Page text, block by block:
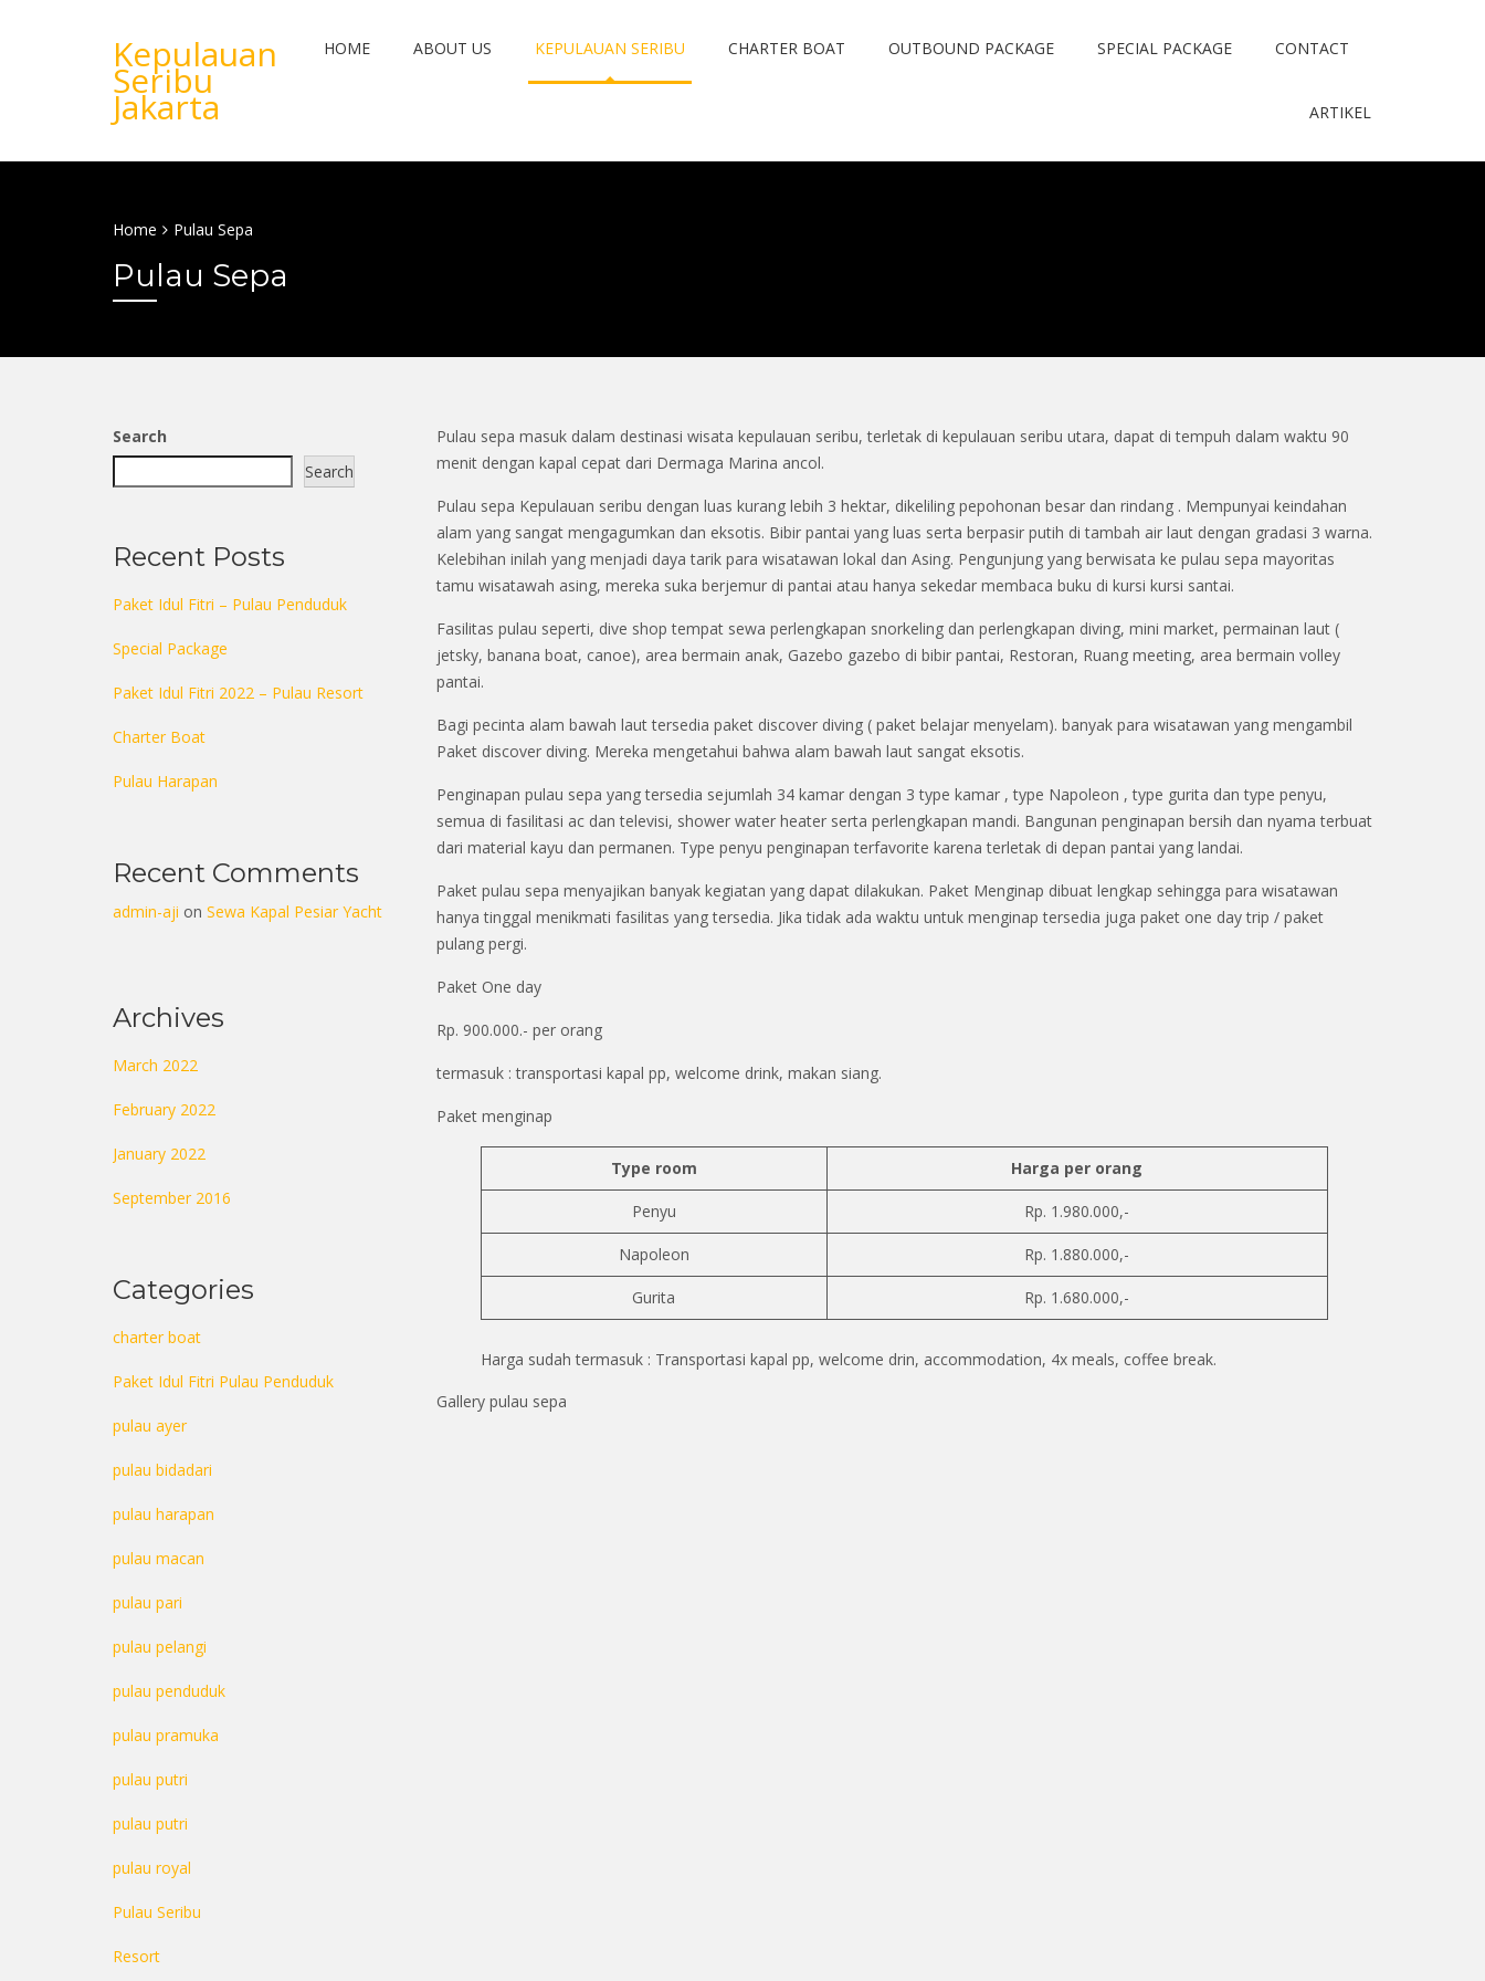
Kepulauan
Seribu
Jakarta
HOME ABOUT US KEPULAUAN SERIBU CHARTER BOAT OUTBOUND PACKAGE SPECIAL PACKAGE CONTACT
ARTIKEL
Home Pulau Sepa
Pulau Sepa
Pulau sepa masuk dalam destinasi wisata kepulauan seribu, terletak di kepulauan seribu utara, dapat di tempuh dalam waktu 90
menit dengan kapal cepat dari Dermaga Marina ancol.
Pulau sepa Kepulauan seribu dengan luas kurang lebih 3 hektar, dikeliling pepohonan besar dan rindang . Mempunyai keindahan
alam yang sangat mengagumkan dan eksotis. Bibir pantai yang luas serta berpasir putih di tambah air laut dengan gradasi 3 warna.
Kelebihan inilah yang menjadi daya tarik para wisatawan lokal dan Asing. Pengunjung yang berwisata ke pulau sepa mayoritas
tamu wisatawah asing, mereka suka berjemur di pantai atau hanya sekedar membaca buku di kursi kursi santai.
Fasilitas pulau seperti, dive shop tempat sewa perlengkapan snorkeling dan perlengkapan diving, mini market, permainan laut (
jetsky, banana boat, canoe), area bermain anak, Gazebo gazebo di bibir pantai, Restoran, Ruang meeting, area bermain volley
pantai.
Bagi pecinta alam bawah laut tersedia paket discover diving ( paket belajar menyelam). banyak para wisatawan yang mengambil
Paket discover diving. Mereka mengetahui bahwa alam bawah laut sangat eksotis.
Penginapan pulau sepa yang tersedia sejumlah 34 kamar dengan 3 type kamar , type Napoleon , type gurita dan type penyu,
semua di fasilitasi ac dan televisi, shower water heater serta perlengkapan mandi. Bangunan penginapan bersih dan nyama terbuat
dari material kayu dan permanen. Type penyu penginapan terfavorite karena terletak di depan pantai yang landai.
Paket pulau sepa menyajikan banyak kegiatan yang dapat dilakukan. Paket Menginap dibuat lengkap sehingga para wisatawan
hanya tinggal menikmati fasilitas yang tersedia. Jika tidak ada waktu untuk menginap tersedia juga paket one day trip / paket
pulang pergi.
Paket One day
Rp. 900.000.- per orang
termasuk : transportasi kapal pp, welcome drink, makan siang.
Paket menginap
Type room Harga per orang
Penyu Rp. 1.980.000,-
Napoleon Rp. 1.880.000,-
Gurita Rp. 1.680.000,-
Harga sudah termasuk : Transportasi kapal pp, welcome drin, accommodation, 4x meals, coffee break.
Gallery pulau sepa
Search
Search
Recent Posts
Paket Idul Fitri – Pulau Penduduk
Special Package
Paket Idul Fitri 2022 – Pulau Resort
Charter Boat
Pulau Harapan
Recent Comments
admin-aji on Sewa Kapal Pesiar Yacht
Archives
March 2022
February 2022
January 2022
September 2016
Categories
charter boat
Paket Idul Fitri Pulau Penduduk
pulau ayer
pulau bidadari
pulau harapan
pulau macan
pulau pari
pulau pelangi
pulau penduduk
pulau pramuka
pulau putri
pulau putri
pulau royal
Pulau Seribu
Resort